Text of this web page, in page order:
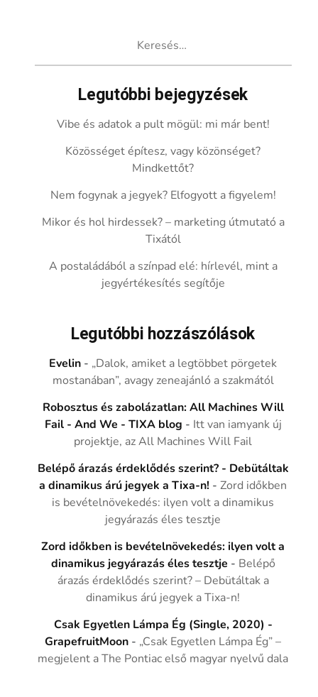
Legutóbbi bejegyzések
Vibe és adatok a pult mögül: mi már bent!
Közösséget építesz, vagy közönséget?
Mindkettőt?
Nem fogynak a jegyek? Elfogyott a figyelem!
Mikor és hol hirdessek? – marketing útmutató a
Tixától
A postaládából a színpad elé: hírlevél, mint a
jegyértékesítés segítője
Legutóbbi hozzászólások
Evelin - „Dalok, amiket a legtöbbet pörgetek
mostanában”, avagy zeneajánló a szakmától
Robosztus és zabolázatlan: All Machines Will
Fail - And We - TIXA blog - Itt van iamyank új
projektje, az All Machines Will Fail
Belépő árazás érdeklődés szerint? - Debütáltak
a dinamikus árú jegyek a Tixa-n! -Zord időkben
is bevételnövekedés: ilyen volt a dinamikus
jegyárazás éles tesztje
Zord időkben is bevételnövekedés: ilyen volt a
dinamikus jegyárazás éles tesztje - Belépő
árazás érdeklődés szerint? – Debütáltak a
dinamikus árú jegyek a Tixa-n!
Csak Egyetlen Lámpa Ég (Single, 2020) -
GrapefruitMoon - „Csak Egyetlen Lámpa Ég” –
megjelent a The Pontiac első magyar nyelvű dala